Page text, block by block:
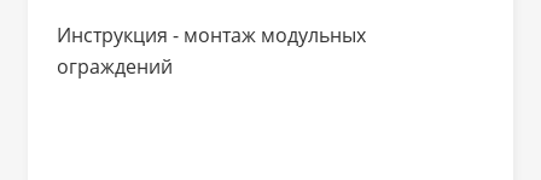
Инструкция - монтаж модульных
ограждений